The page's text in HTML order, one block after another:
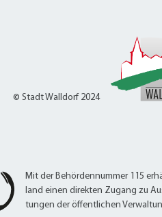
© Stadt Walldorf 2024
Mit der Behördennummer 115
land einen direkten Zugang zu
tungen der öffentlichen